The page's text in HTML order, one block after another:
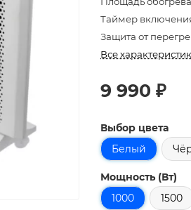
Таймер
Защита от
Все
9 990 ₽
Выбор цвета
Белый
Мощность (Вт)
1000
1500